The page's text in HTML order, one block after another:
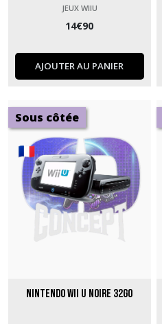
JEUX WIIU
14€90
AJOUTER AU PANIER
Sous côtée
Nintendo Wii U Noire 32Go